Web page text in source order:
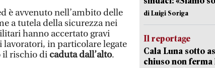
è avvenuto nell’ambito delle
a tutela della sicurezza nei
hanno accertato gravi
in particolare legate
rischio di caduta dall’alto.
di Luigi Soriga
Il reportage
Cala Luna sotto
chiuso non ferma